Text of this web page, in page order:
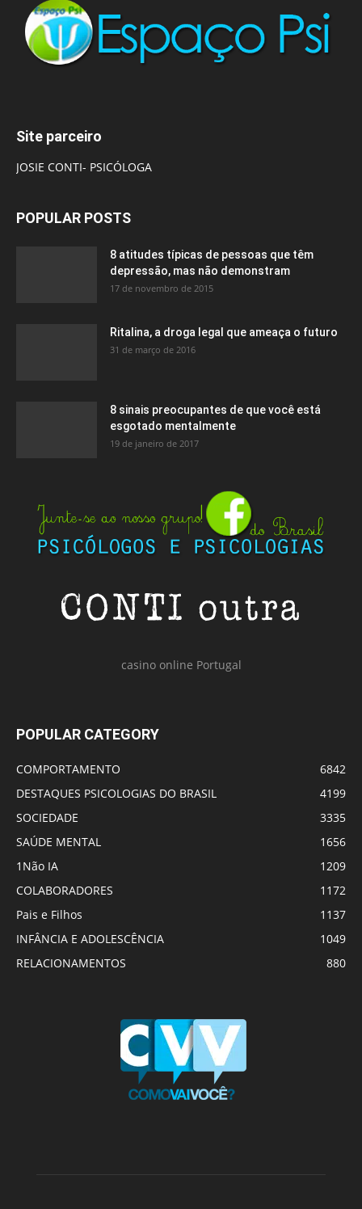
Site parceiro
JOSIE CONTI- PSICÓLOGA
POPULAR POSTS
8 atitudes típicas de pessoas que têm
depressão, mas não demonstram
17 de novembro de 2015
Ritalina, a droga legal que ameaça o futuro
31 de março de 2016
8 sinais preocupantes de que você está
esgotado mentalmente
19 de janeiro de 2017
casino online Portugal
POPULAR CATEGORY
COMPORTAMENTO
6842
DESTAQUES PSICOLOGIAS DO BRASIL
4199
SOCIEDADE
3335
SAÚDE MENTAL
1656
1Não IA
1209
COLABORADORES
1172
Pais e Filhos
1137
INFÂNCIA E ADOLESCÊNCIA
1049
RELACIONAMENTOS
880